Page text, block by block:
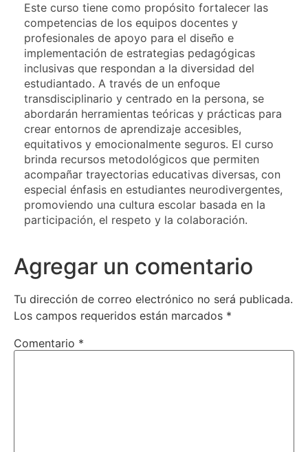
Este curso tiene como propósito fortalecer las
competencias de los equipos docentes y
profesionales de apoyo para el diseño e
implementación de estrategias pedagógicas
inclusivas que respondan a la diversidad del
estudiantado. A través de un enfoque
transdisciplinario y centrado en la persona, se
abordarán herramientas teóricas y prácticas para
crear entornos de aprendizaje accesibles,
equitativos y emocionalmente seguros. El curso
brinda recursos metodológicos que permiten
acompañar trayectorias educativas diversas, con
especial énfasis en estudiantes neurodivergentes,
promoviendo una cultura escolar basada en la
participación, el respeto y la colaboración.
Agregar un comentario
Tu dirección de correo electrónico no será publicada.
Los campos requeridos están marcados *
Comentario *